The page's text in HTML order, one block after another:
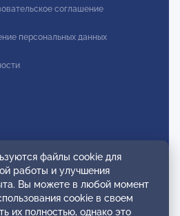
соглашение
персональных данных
Использование материалов
файлы cookie для
работы и улучшения
Вы можете в любой момент
cookie в своем
их полностью, однако это